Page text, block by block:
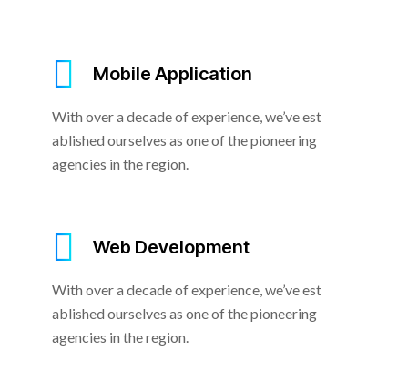
Mobile Application
With over a decade of experience, we’ve est
ablished ourselves as one of the pioneering
agencies in the region.
Web Development
With over a decade of experience, we’ve est
ablished ourselves as one of the pioneering
agencies in the region.